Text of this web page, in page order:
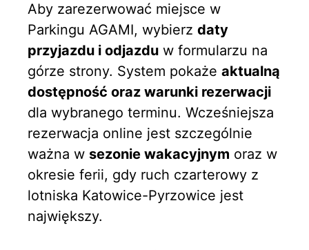
Aby zarezerwować miejsce w
Parkingu AGAMI, wybierz daty
przyjazdu i odjazdu w formularzu na
górze strony. System pokaże aktualną
dostępność oraz warunki rezerwacji
dla wybranego terminu. Wcześniejsza
rezerwacja online jest szczególnie
ważna w sezonie wakacyjnym oraz w
okresie ferii, gdy ruch czarterowy z
lotniska Katowice-Pyrzowice jest
największy.